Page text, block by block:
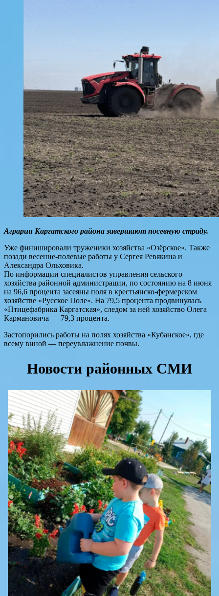
Аграрии Каргатского района завершают посевную страду.
Уже финишировали труженики хозяйства «Озёрское». Также
позади весенне-полевые работы у Сергея Ревякина и
Александра Ольховика.
По информации специалистов управления сельского
хозяйства районной администрации, по состоянию на 8 июня
на 96,6 процента засеяны поля в крестьянско-фермерском
хозяйстве «Русское Поле». На 79,5 процента продвинулась
«Птицефабрика Каргатская», следом за ней хозяйство Олега
Кармановича — 79,3 процента.
Застопорились работы на полях хозяйства «Кубанское», где
всему виной — переувлажнение почвы.